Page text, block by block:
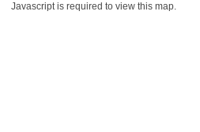
Javascript is required to view this map.